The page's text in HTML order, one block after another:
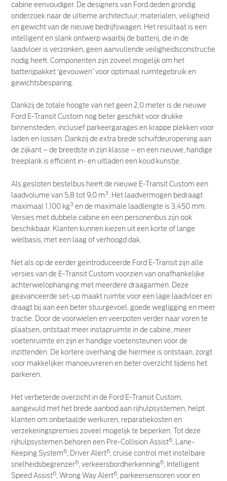
cabine eenvoudiger. De designers van Ford deden grondig
onderzoek naar de ultieme architectuur, materialen, veiligheid
en gewicht van de nieuwe bedrijfswagen. Het resultaat is een
intelligent en slank ontwerp waarbij de batterij, die in de
laadvloer is verzonken, geen aanvullende veiligheidsconstructie
nodig heeft. Componenten zijn zoveel mogelijk om het
batterijpakket ‘gevouwen’ voor optimaal ruimtegebruik en
gewichtsbesparing.
Dankzij de totale hoogte van net geen 2,0 meter is de nieuwe
Ford E-Transit Custom nog beter geschikt voor drukke
binnensteden, inclusief parkeergarages en krappe plekken voor
laden en lossen. Dankzij de extra brede schuifdeuropening aan
de zijkant – de breedste in zijn klasse – en een nieuwe, handige
treeplank is efficiënt in- en uitladen een koud kunstje.
Als gesloten bestelbus heeft de nieuwe E-Transit Custom een
laadvolume van 5,8 tot 9,0 m3. Het laadvermogen bedraagt
maximaal 1.100 kg3 en de maximale laadlengte is 3,450 mm.
Versies met dubbele cabine en een personenbus zijn ook
beschikbaar. Klanten kunnen kiezen uit een korte of lange
wielbasis, met een laag of verhoogd dak.
Net als op de eerder geïntroduceerde Ford E-Transit zijn alle
versies van de E-Transit Custom voorzien van onafhankelijke
achterwielophanging met meerdere draagarmen. Deze
geavanceerde set-up maakt ruimte voor een lage laadvloer en
draagt bij aan een beter stuurgevoel, goede wegligging en meer
tractie. Door de voorwielen en veerpoten verder naar voren te
plaatsen, ontstaat meer instapruimte in de cabine, meer
voetenruimte en zijn er handige voetensteunen voor de
inzittenden. De kortere overhang die hiermee is ontstaan, zorgt
voor makkelijker manoeuvreren en beter overzicht tijdens het
parkeren.
Het verbeterde overzicht in de Ford E-Transit Custom,
aangevuld met het brede aanbod aan rijhulpsystemen, helpt
klanten om onbetaalde werkuren, reparatiekosten en
verzekeringspremies zoveel mogelijk te beperken. Tot deze
rijhulpsystemen behoren een Pre-Collision Assist6
, Lane-
Keeping System6 , Driver Alert6 , cruise control met instelbare
snelheidsbegrenzer6 , verkeersbordherkenning6
, Intelligent
Speed Assist6 , Wrong Way Alert6 , parkeersensoren voor en